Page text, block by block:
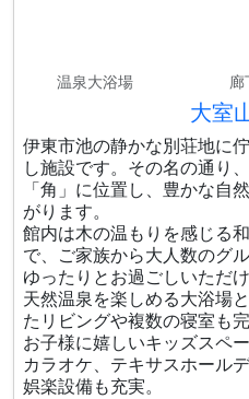
温泉大浴場 廊
大室
伊東市池の静かな別荘地に
し施設です。その名の通り
「角」に位置し、豊かな自
がります。
館内は木の温もりを感じる
で、ご家族から大人数のグ
ゆったりとお過ごしいただけ
天然温泉を楽しめる大浴場
たリビングや複数の寝室も完
お子様に嬉しいキッズスペ
カラオケ、テキサスホール
娯楽設備も充実。